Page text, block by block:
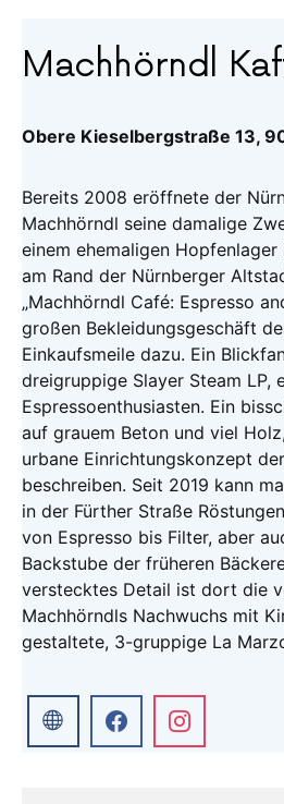
Machhörndl
Obere Kieselbergstraße 13,
Bereits 2008 eröffnete der
Machhörndl seine damalige
einem ehemaligen
am Rand der Nürnberger
„Machhörndl Café: Espresso
großen Bekleidungsgeschäft
Einkaufsmeile dazu. Ein
dreigruppige Slayer Steam LP,
Espressoenthusiasten. Ein
auf grauem Beton und viel
urbane Einrichtungskonzept
beschreiben. Seit 2019 kann
in der Fürther Straße
von Espresso bis Filter, aber
Backstube der früheren
verstecktes Detail ist dort die
Machhörndls Nachwuchs mit
gestaltete, 3-gruppige La